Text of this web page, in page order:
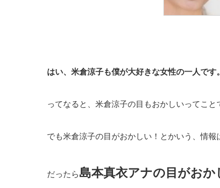
はい、米倉涼子も僕が大好きな女性の一人です
ってなると、米倉涼子の目もおかしいってこ
でも米倉涼子の目がおかしい！とかいう、情報
だったら島本真衣アナの目がお